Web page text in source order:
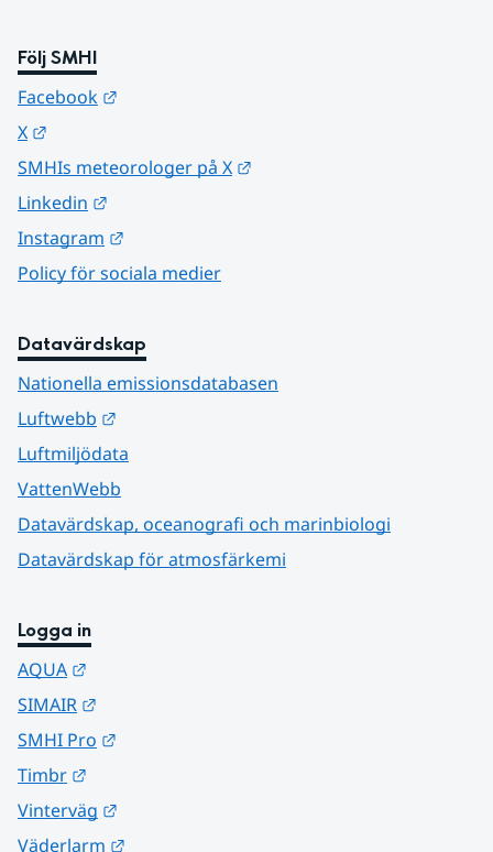
Följ SMHI
Facebook
X
SMHIs meteorologer på X
Linkedin
Instagram
Policy för sociala medier
Datavärdskap
Nationella emissionsdatabasen
Luftwebb
Luftmiljödata
VattenWebb
Datavärdskap, oceanografi och marinbiologi
Datavärdskap för atmosfärkemi
Logga in
AQUA
SIMAIR
SMHI Pro
Timbr
Vinterväg
Väderlarm